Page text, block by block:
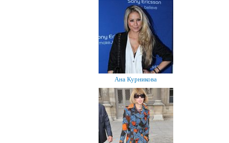
Ана Курникова